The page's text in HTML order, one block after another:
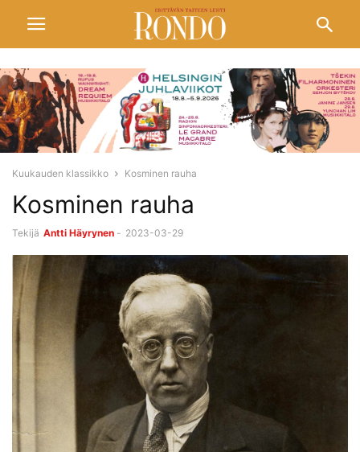
Kuukauden klassikko Kosminen rauha
Kosminen rauha
Tekijä Antti Häyrynen - 2023-03-29